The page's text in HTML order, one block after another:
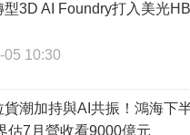
型3D AI Foundry打入美光
05 10:30
貨潮加持與AI共振！鴻海下
估7月營收看9000億元